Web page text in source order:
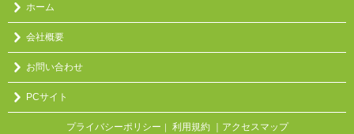
ホーム
会社概要
お問い合わせ
PCサイト
プライバシーポリシー ｜ 利用規約 ｜アクセスマップ